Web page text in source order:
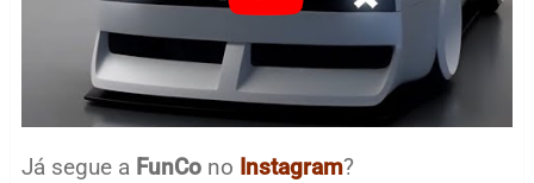
Já segue a FunCono Instagram?